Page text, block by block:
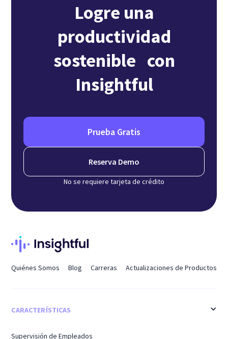
Logre una
productividad
sostenible con
Insightful
Prueba Gratis
Reserva Demo
No se requiere tarjeta de crédito
Quiénes Somos Blog Carreras Actualizaciones de Productos
CARACTERÍSTICAS
Supervisión de Empleados